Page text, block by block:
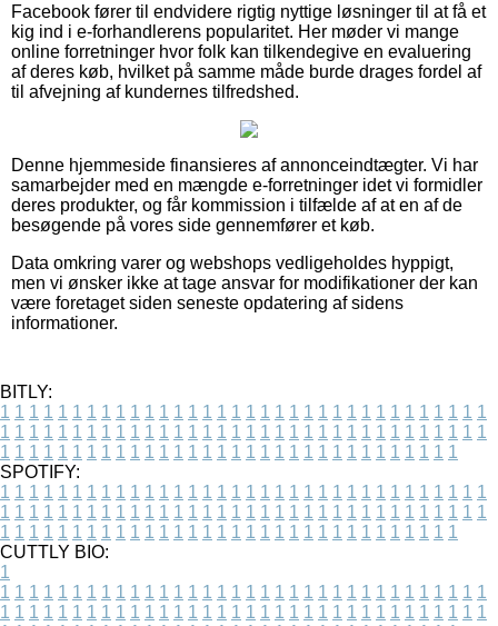
Facebook fører til endvidere rigtig nyttige løsninger til at få et
kig ind i e-forhandlerens popularitet. Her møder vi mange
online forretninger hvor folk kan tilkendegive en evaluering
af deres køb, hvilket på samme måde burde drages fordel af
til afvejning af kundernes tilfredshed.
Denne hjemmeside finansieres af annonceindtægter. Vi har
samarbejder med en mængde e-forretninger idet vi formidler
deres produkter, og får kommission i tilfælde af at en af de
besøgende på vores side gennemfører et køb.
Data omkring varer og webshops vedligeholdes hyppigt,
men vi ønsker ikke at tage ansvar for modifikationer der kan
være foretaget siden seneste opdatering af sidens
informationer.
BITLY:
1 1 1 1 1 1 1 1 1 1 1 1 1 1 1 1 1 1 1 1 1 1 1 1 1 1 1 1 1 1 1 1 1 1
1 1 1 1 1 1 1 1 1 1 1 1 1 1 1 1 1 1 1 1 1 1 1 1 1 1 1 1 1 1 1 1 1 1
1 1 1 1 1 1 1 1 1 1 1 1 1 1 1 1 1 1 1 1 1 1 1 1 1 1 1 1 1 1 1 1
SPOTIFY:
1 1 1 1 1 1 1 1 1 1 1 1 1 1 1 1 1 1 1 1 1 1 1 1 1 1 1 1 1 1 1 1 1 1
1 1 1 1 1 1 1 1 1 1 1 1 1 1 1 1 1 1 1 1 1 1 1 1 1 1 1 1 1 1 1 1 1 1
1 1 1 1 1 1 1 1 1 1 1 1 1 1 1 1 1 1 1 1 1 1 1 1 1 1 1 1 1 1 1 1
CUTTLY BIO:
1
1 1 1 1 1 1 1 1 1 1 1 1 1 1 1 1 1 1 1 1 1 1 1 1 1 1 1 1 1 1 1 1 1 1
1 1 1 1 1 1 1 1 1 1 1 1 1 1 1 1 1 1 1 1 1 1 1 1 1 1 1 1 1 1 1 1 1 1